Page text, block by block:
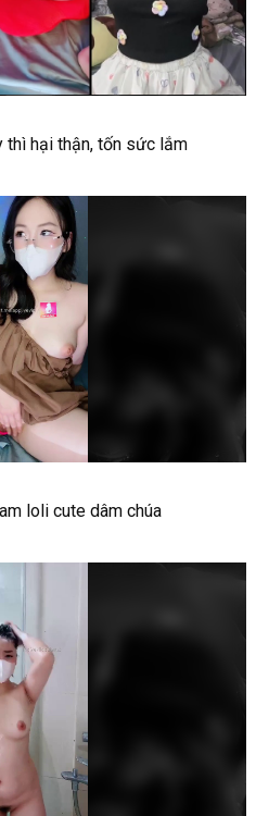
thì hại thận, tốn sức lắm
loli cute dâm chúa